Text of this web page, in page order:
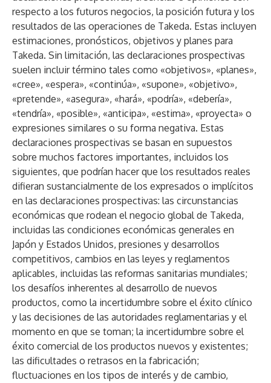
respecto a los futuros negocios, la posición futura y los
resultados de las operaciones de Takeda. Estas incluyen
estimaciones, pronósticos, objetivos y planes para
Takeda. Sin limitación, las declaraciones prospectivas
suelen incluir término tales como «objetivos», «planes»,
«cree», «espera», «continúa», «supone», «objetivo»,
«pretende», «asegura», «hará», «podría», «debería»,
«tendría», «posible», «anticipa», «estima», «proyecta» o
expresiones similares o su forma negativa. Estas
declaraciones prospectivas se basan en supuestos
sobre muchos factores importantes, incluidos los
siguientes, que podrían hacer que los resultados reales
difieran sustancialmente de los expresados o implícitos
en las declaraciones prospectivas: las circunstancias
económicas que rodean el negocio global de Takeda,
incluidas las condiciones económicas generales en
Japón y Estados Unidos, presiones y desarrollos
competitivos, cambios en las leyes y reglamentos
aplicables, incluidas las reformas sanitarias mundiales;
los desafíos inherentes al desarrollo de nuevos
productos, como la incertidumbre sobre el éxito clínico
y las decisiones de las autoridades reglamentarias y el
momento en que se toman; la incertidumbre sobre el
éxito comercial de los productos nuevos y existentes;
las dificultades o retrasos en la fabricación;
fluctuaciones en los tipos de interés y de cambio,